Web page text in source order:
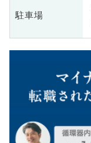
駐車場